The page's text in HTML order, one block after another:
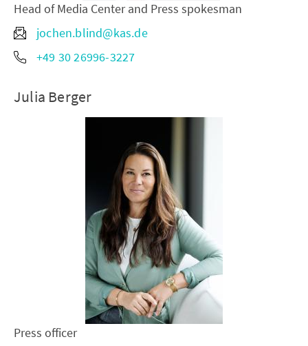
Head of Media Center and Press spokesman
jochen.blind@kas.de
+49 30 26996-3227
Julia Berger
Press officer